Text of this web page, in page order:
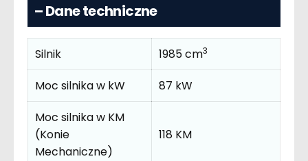
– Dane techniczne
Silnik 1985 cm3
Moc silnika w kW
87 kW
Moc silnika w KM
(Konie
Mechaniczne)
118 KM